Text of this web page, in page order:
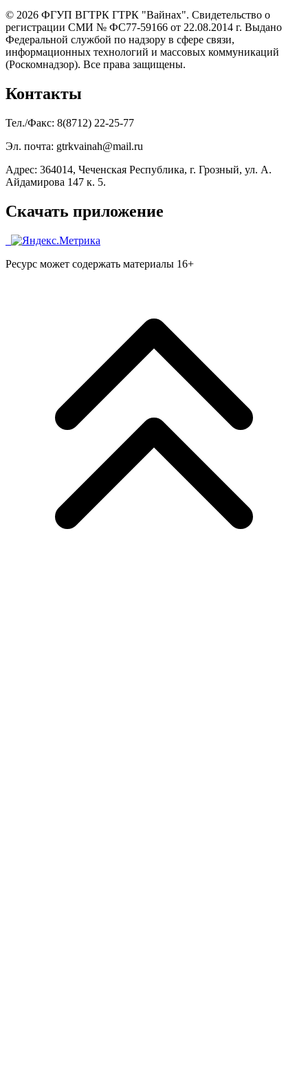
© 2026 ФГУП ВГТРК ГТРК "Вайнах". Свидетельство о
регистрации СМИ № ФС77-59166 от 22.08.2014 г. Выдано
Федеральной службой по надзору в сфере связи,
информационных технологий и массовых коммуникаций
(Роскомнадзор). Все права защищены.
Контакты
Тел./Факс: 8(8712) 22-25-77
Эл. почта: gtrkvainah@mail.ru
Адрес: 364014, Чеченская Республика, г. Грозный, ул. А.
Айдамирова 147 к. 5.
Скачать приложение
Ресурс может содержать материалы 16+